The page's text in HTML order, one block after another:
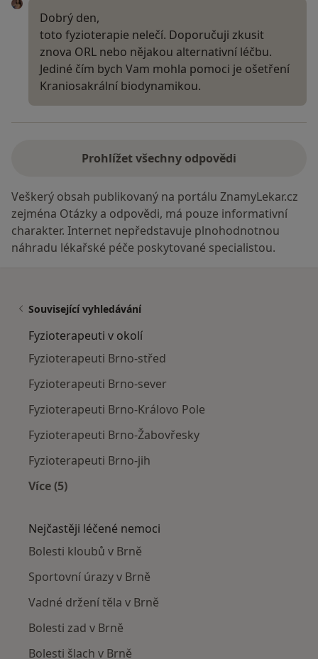
Dobrý den,
toto fyzioterapie nelečí. Doporučuji zkusit
znova ORL nebo nějakou alternativní léčbu.
Jediné čím bych Vam mohla pomoci je ošetření
Kraniosakrální biodynamikou.
Prohlížet všechny odpovědi
Veškerý obsah publikovaný na portálu ZnamyLekar.cz
zejména Otázky a odpovědi, má pouze informativní
charakter. Internet nepředstavuje plnohodnotnou
náhradu lékařské péče poskytované specialistou.
Související vyhledávání
Fyzioterapeuti v okolí
Fyzioterapeuti Brno-střed
Fyzioterapeuti Brno-sever
Fyzioterapeuti Brno-Královo Pole
Fyzioterapeuti Brno-Žabovřesky
Fyzioterapeuti Brno-jih
Více (5)
Nejčastěji léčené nemoci
Bolesti kloubů v Brně
Sportovní úrazy v Brně
Vadné držení těla v Brně
Bolesti zad v Brně
Bolesti šlach v Brně